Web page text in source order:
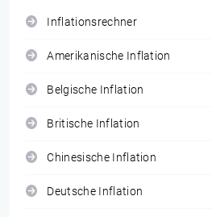
Inflationsrechner
Amerikanische Inflation
Belgische Inflation
Britische Inflation
Chinesische Inflation
Deutsche Inflation